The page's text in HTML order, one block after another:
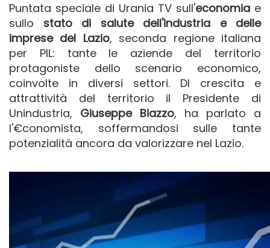
Puntata speciale di Urania TV sull'economia e
sullo stato di salute dell'industria e delle
imprese del Lazio, seconda regione italiana
per PIL: tante le aziende del territorio
protagoniste dello scenario economico,
coinvolte in diversi settori. DI crescita e
attrattività del territorio il Presidente di
Unindustria, Giuseppe Biazzo, ha parlato a
l'€conomista, soffermandosi sulle tante
potenzialità ancora da valorizzare nel Lazio.